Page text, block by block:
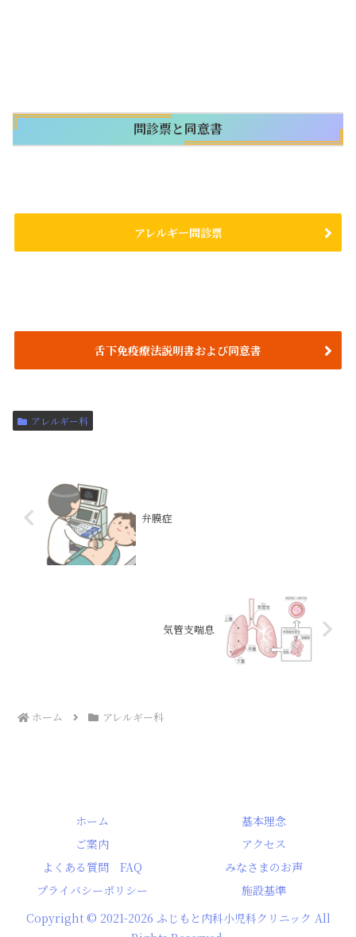
問診票と同意書
アレルギー問診票
舌下免疫療法説明書および同意書
アレルギー科
弁膜症
気管支喘息
ホーム アレルギー科
ホーム
基本理念
ご案内
アクセス
よくある質問 FAQ
みなさまのお声
プライバシーポリシー
施設基準
Copyright © 2021-2026 ふじもと内科小児科クリニック All